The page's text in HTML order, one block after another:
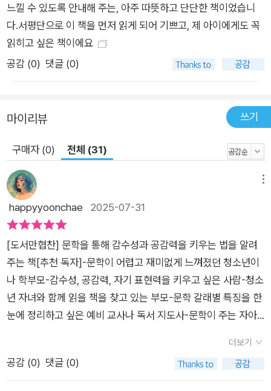
느낄 수 있도록 안내해 주는, 아주 따뜻하고 단단한 책이었습니
다.서평단으로 이 책을 먼저 읽게 되어 기쁘고, 제 아이에게도 꼭
읽히고 싶은 책이에요
공감 (0) 댓글 (0)
마이리뷰 쓰기
구매자 (0) 전체 (31)
happyyoonchae 2025-07-31
[도서만협찬] 문학을 통해 감수성과 공감력을 키우는 법을 알려
주는 책[추천 독자]-문학이 어렵고 재미없게 느껴졌던 청소년이
나 학부모-감수성, 공감력, 자기 표현력을 키우고 싶은 사람-청소
년 자녀와 함께 읽을 책을 찾고 있는 부모-문학 갈래별 특징을 한
눈에 정리하고 싶은 예비 교사나 독서 지도사-문학이 주는 자아
자신의 마음을 더 잘 들여다보기 위한 것이지요. 문학 작품에 빠
져든 사람은 작품 속 등장인물의 입장에서 그의 처지를 상상합니
더보기
공감 (0) 댓글 (0)